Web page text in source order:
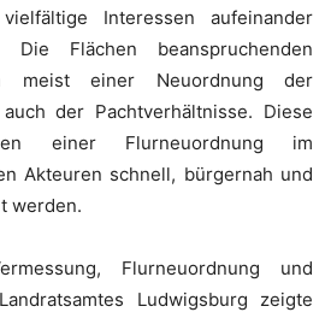
Interessen aufeinander
Die Flächen beanspruchenden
meist einer Neuordnung der
der Pachtverhältnisse. Diese
einer Flurneuordnung im
Akteuren schnell, bürgernah und
werden.
Flurneuordnung und
Ludwigsburg zeigte